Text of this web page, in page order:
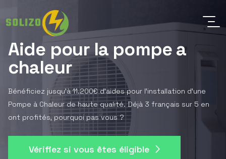
Aide pour la pompe a
chaleur
Bénéficiez jusqu'à 11.200€ d'aides pour l'installation d'une
Pompe à Chaleur de haute qualité. Déjà 3 français sur 5 en
ont profités, pourquoi pas vous ?
Vérifiez si vous êtes éligible